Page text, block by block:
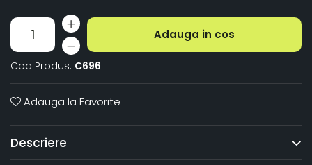
Adauga in cos
Cod Produs: C696
Adauga la Favorite
Descriere